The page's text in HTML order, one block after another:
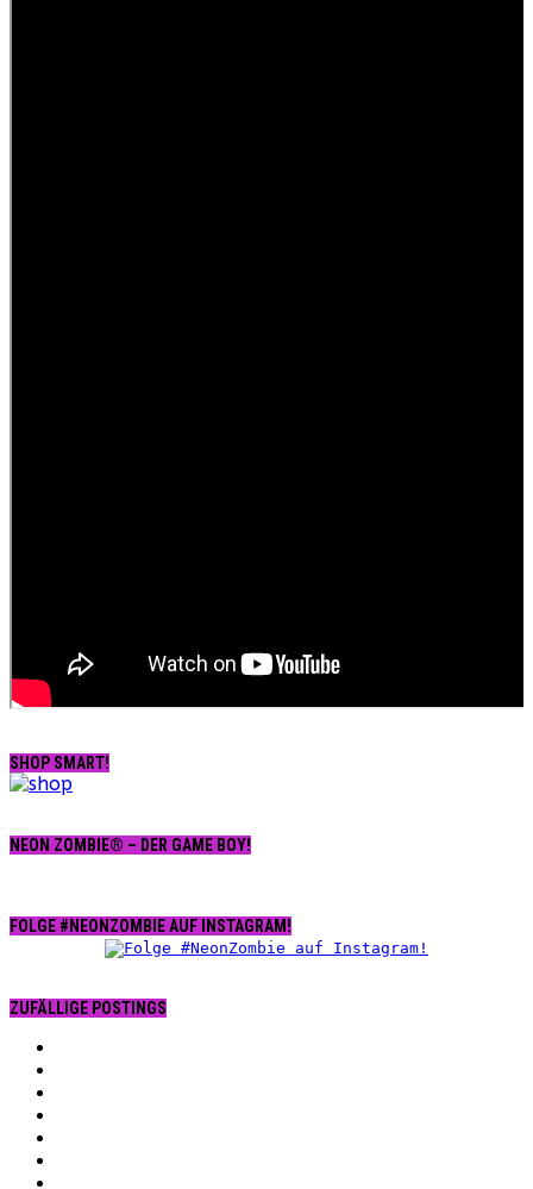
SHOP SMART!
NEON ZOMBIE® – DER GAME BOY!
FOLGE #NEONZOMBIE AUF INSTAGRAM!
ZUFÄLLIGE POSTINGS